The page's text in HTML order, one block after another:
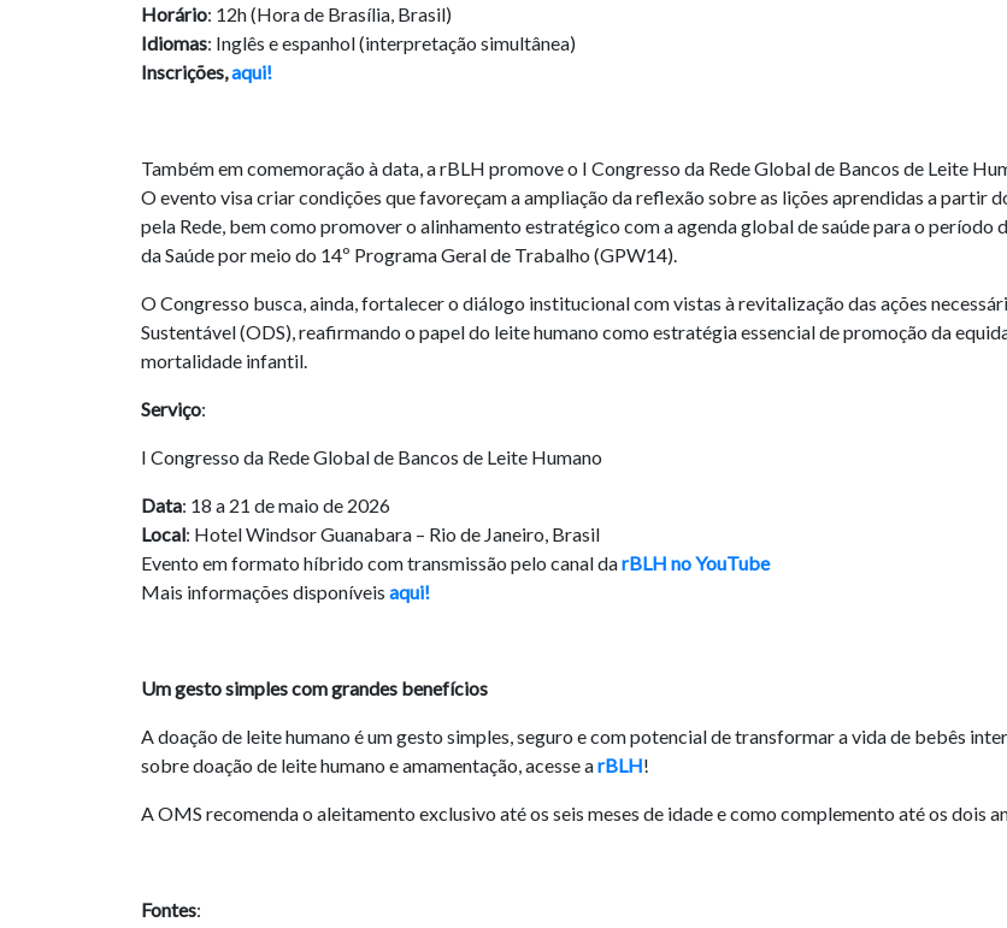
Horário: 12h (Hora de Brasília, Brasil)
Idiomas: Inglês e espanhol (interpretação simultânea)
Inscrições,aqui!
Também em comemoração à data, a rBLH promove o I Congresso da Rede Global de Bancos de Leite
O evento visa criar condições que favoreçam a ampliação da reflexão sobre as lições aprendidas a partir
pela Rede, bem como promover o alinhamento estratégico com a agenda global de saúde para o
da Saúde por meio do 14º Programa Geral de Trabalho (GPW14).
O Congresso busca, ainda, fortalecer o diálogo institucional com vistas à revitalização das ações
Sustentável (ODS), reafirmando o papel do leite humano como estratégia essencial de promoção da
mortalidade infantil.
Serviço:
I Congresso da Rede Global de Bancos de Leite Humano
Data: 18 a 21 de maio de 2026
Local: Hotel Windsor Guanabara – Rio de Janeiro, Brasil
Evento em formato híbrido com transmissão pelo canal darBLH no YouTube
Mais informações disponíveis aqui!
Um gesto simples com grandes benefícios
A doação de leite humano é um gesto simples, seguro e com potencial de transformar a vida de bebês
sobre doação de leite humano e amamentação, acesse arBLH!
A OMS recomenda o aleitamento exclusivo até os seis meses de idade e como complemento até os dois
Fontes: